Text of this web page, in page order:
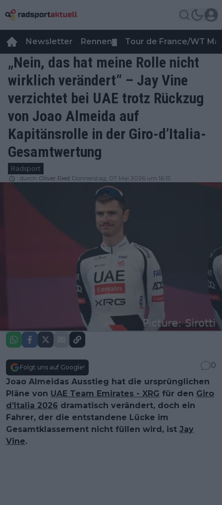
Newsletter Rennen Tour de France/WT
„Nein, das hat meine Rolle nicht
wirklich verändert“ – Jay Vine
verzichtet bei UAE trotz Rückzug
von Joao Almeida auf
Kapitänsrolle in der Giro-d’Italia-
Gesamtwertung
Radsport
durch Oliver Ried Donnerstag, 07 Mai 2026 um 16:15
Folgt uns auf Google!
0
Joao Almeidas Ausstieg hat die ursprünglichen
Pläne von UAE Team Emirates - XRG für den Giro
d’Italia 2026 dramatisch verändert, doch ein
Fahrer, der die entstandene Lücke im
Gesamtklassement nicht füllen wird, ist Jay
Vine.